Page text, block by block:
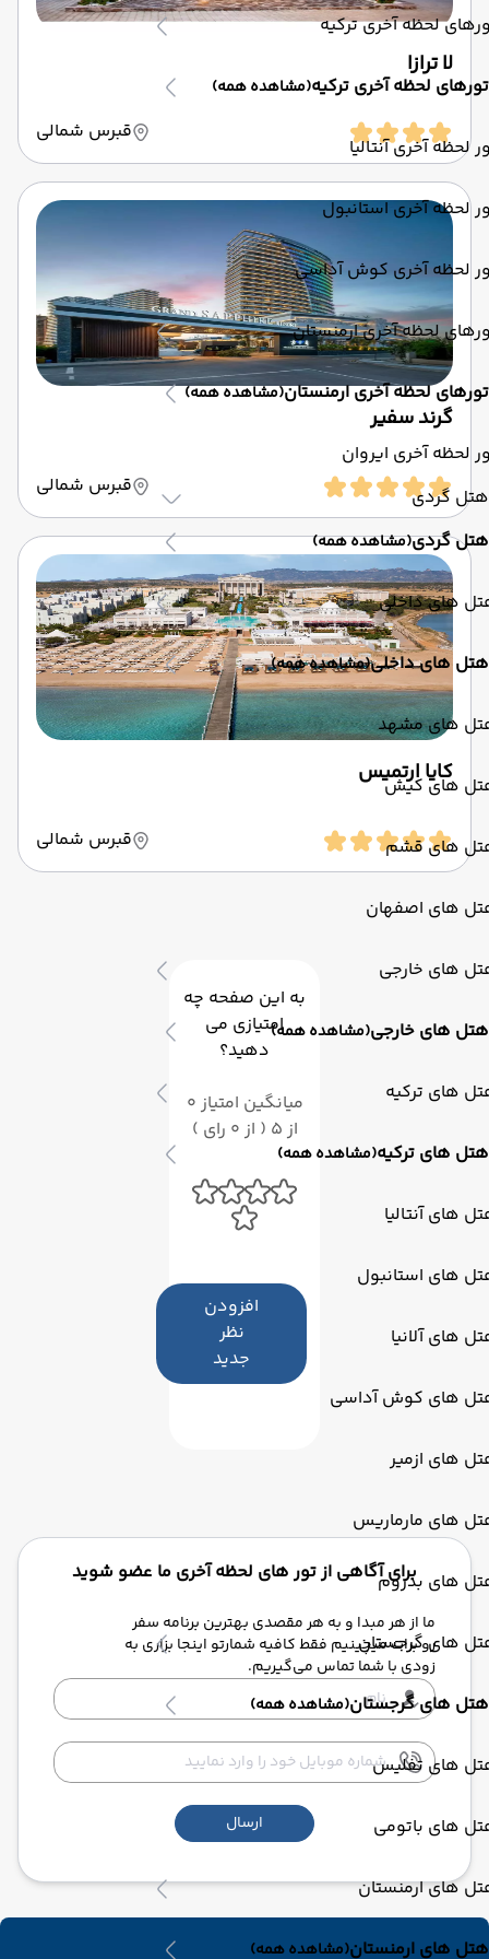
لحظه آخری ترکیه
تورهای لحظه آخری ترکیه(مشاهده همه)
لحظه آخری آنتالیا
لحظه آخری استانبول
لحظه آخری کوش آداسی
لحظه آخری ارمنستان
تورهای لحظه آخری ارمنستان(مشاهده همه)
لحظه آخری ایروان
هتل گردی
هتل گردی(مشاهده همه)
های داخلی
هتل های داخلی(مشاهده همه)
های مشهد
های کیش
های قشم
های اصفهان
های خارجی
هتل های خارجی(مشاهده همه)
های ترکیه
هتل های ترکیه(مشاهده همه)
های آنتالیا
های استانبول
های آلانیا
های کوش آداسی
های ازمیر
های مارماریس
های بدروم
های گرجستان
هتل های گرجستان(مشاهده همه)
های تفلیس
های باتومی
های ارمنستان
هتل های ارمنستان(مشاهده همه)
لا ترازا
قبرس شمالی
گرند سفیر
قبرس شمالی
کایا ارتمیس
قبرس شمالی
به این صفحه چه
امتیازی می
دهید؟
میانگین امتیاز 0
از 5 ( از 0 رای )
افزودن
نظر
جدید
برای آگاهی از تور های لحظه آخری ما عضو شوید
ما از هر مبدا و به هر مقصدی بهترین برنامه سفر
رو برات میچینیم فقط کافیه شمارتو اینجا بزاری به
زودی با شما تماس می‌گیریم.
ارسال